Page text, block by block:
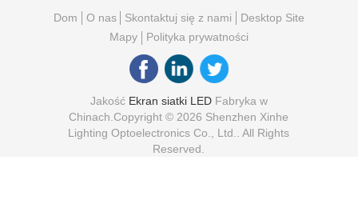
Dom O nas Skontaktuj się z nami
Desktop Site
Mapy
Polityka prywatności
Jakość Ekran siatki LEDFabryka w
Chinach.Copyright © 2026 Shenzhen Xinhe
Lighting Optoelectronics Co., Ltd.. All Rights
Reserved.